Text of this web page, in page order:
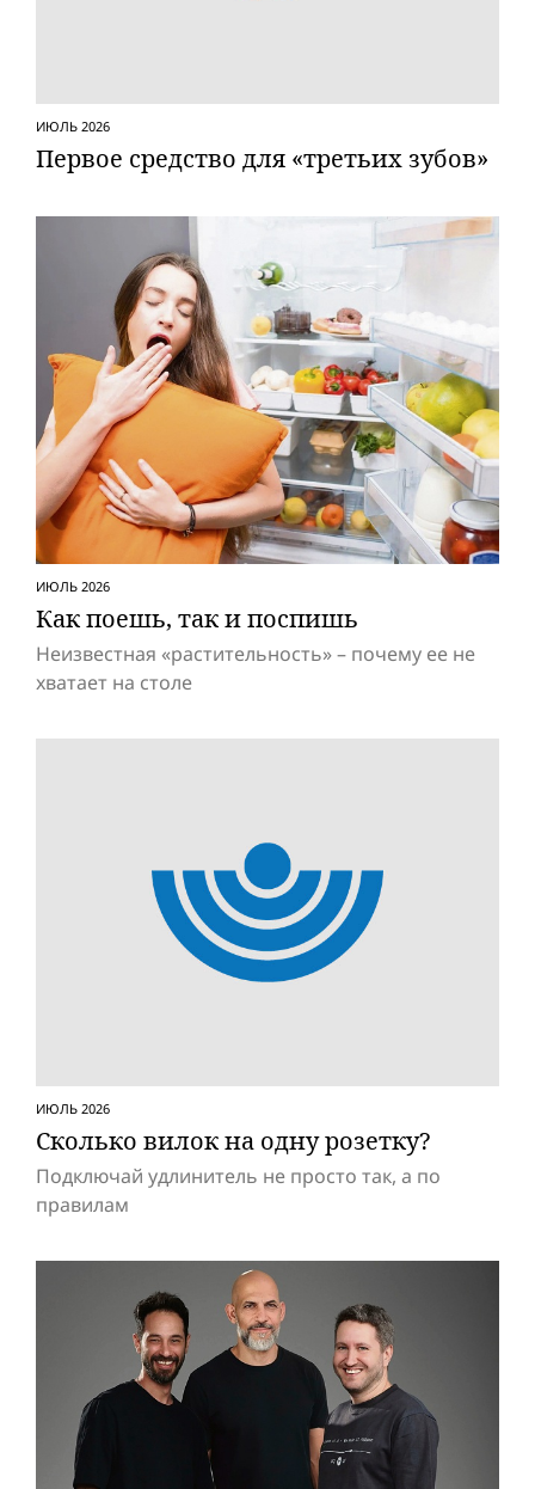
ИЮЛЬ 2026
Первое средство для «третьих зубов»
ИЮЛЬ 2026
Как поешь, так и поспишь
Неизвестная «растительность» – почему ее не
хватает на столе
ИЮЛЬ 2026
Сколько вилок на одну розетку?
Подключай удлинитель не просто так, а по
правилам